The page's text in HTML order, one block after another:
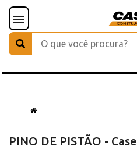
PINO DE PISTÃO -